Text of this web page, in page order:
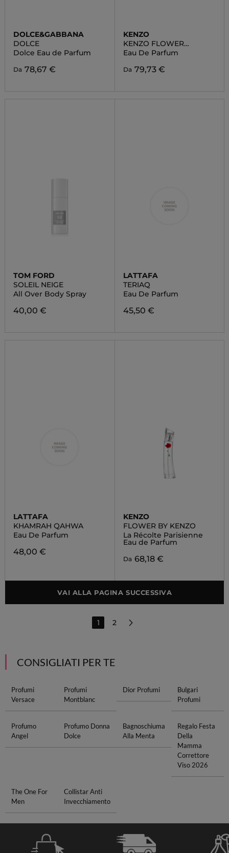
DOLCE&GABBANA
DOLCE
Dolce Eau de Parfum
Da 78,67 €
KENZO
KENZO FLOWER
L'ABSOLUE
Eau De Parfum
Da 79,73 €
TOM FORD
SOLEIL NEIGE
All Over Body Spray
40,00 €
LATTAFA
TERIAQ
Eau De Parfum
45,50 €
LATTAFA
KHAMRAH QAHWA
Eau De Parfum
48,00 €
KENZO
FLOWER BY KENZO
La Récolte Parisienne
Eau de Parfum
Da 68,18 €
VAI ALLA PAGINA SUCCESSIVA
1 2
CONSIGLIATI PER TE
Profumi
Versace
Profumi
Montblanc
Dior Profumi
Bulgari
Profumi
Profumo
Angel
Profumo Donna
Dolce
Bagnoschiuma
Alla Menta
Regalo Festa
Della
Mamma
Correttore
Viso 2026
The One For
Men
Collistar Anti
Invecchiamento